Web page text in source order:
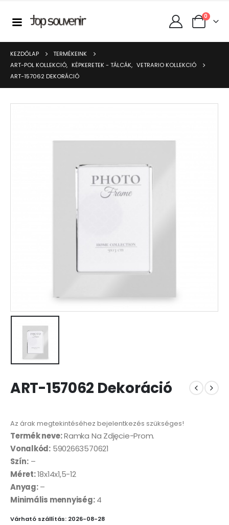
0
KEZDŐLAP
TERMÉKEINK
ART-POL KOLLEKCIÓ, KÉPKERETEK - TÁLCÁK, VETRARIO KOLLEKCIÓ
ART-157062 DEKORÁCIÓ
ART-157062 Dekoráció
Az árak megtekintéséhez bejelentkezés szükséges!
Termék neve:Ramka Na Zdjęcie-Prom.
Vonalkód: 5902663570621
Szín:–
Méret:18x14x1,5-12
Anyag:–
Minimális mennyiség:4
Várható szállítás: 2026-08-28